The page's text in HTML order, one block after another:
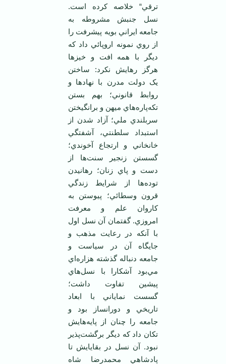
ترقي“ خلاصه کرده است.
نسل جنبش مشروطه به
جامعه ايراني بويه پيشرفت را
از روي نمونه اروپائي داد که
ديگر با همه افت و خيزها
هرگز رهايش نکرد: ساختن
يک دولت مدرن با نهادها و
روابط قانوني؛ بهم بستن
تکه‌پاره‌هاي ميهن و برانگيختن
سربلندي ملي؛ آزاد شدن از
استبداد سلطنتي، آشفتگي
خانخاني و ارتجاع آخوندي؛
گسستن زنجير سنت‌ها از
دست و پاي زنان؛ رهانيدن
توده‌ها از شرايط زندگي
قرون وسطائي؛ پيوستن به
کاروان علم و معرفت
امروزي. گفتمان آن نسل اول
با آنکه در رعايت مذهب و
جايگاه آن در سياست و
جامعه دنباله گذشته هزاره‌اي
مي‌بود آشکارا با نسل‌هاي
پيشين تفاوت داشت؛
گسست نماياني با ابعاد
تاريخي و دورانساز بود و
جامعه را چنان از پايه‌هايش
تکان داد که ديگر برگشت‌پذير
نبود. آن نسل در بقايايش تا
پادشاهي محمدرضا شاه